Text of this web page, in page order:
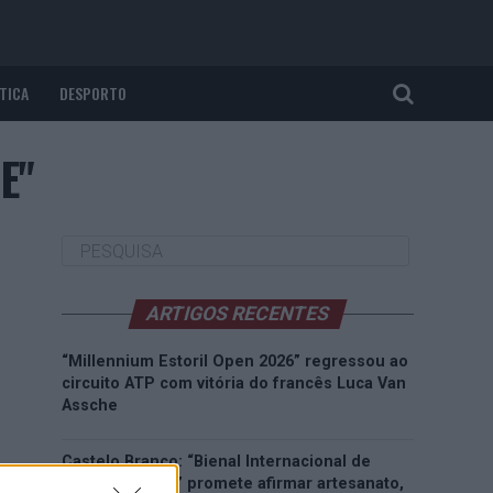
DESPORTO
ARTIGOS RECENTES
“Millennium Estoril Open 2026” regressou ao
circuito ATP com vitória do francês Luca Van
Assche
Castelo Branco: “Bienal Internacional de
Artes e Ofícios” promete afirmar artesanato,